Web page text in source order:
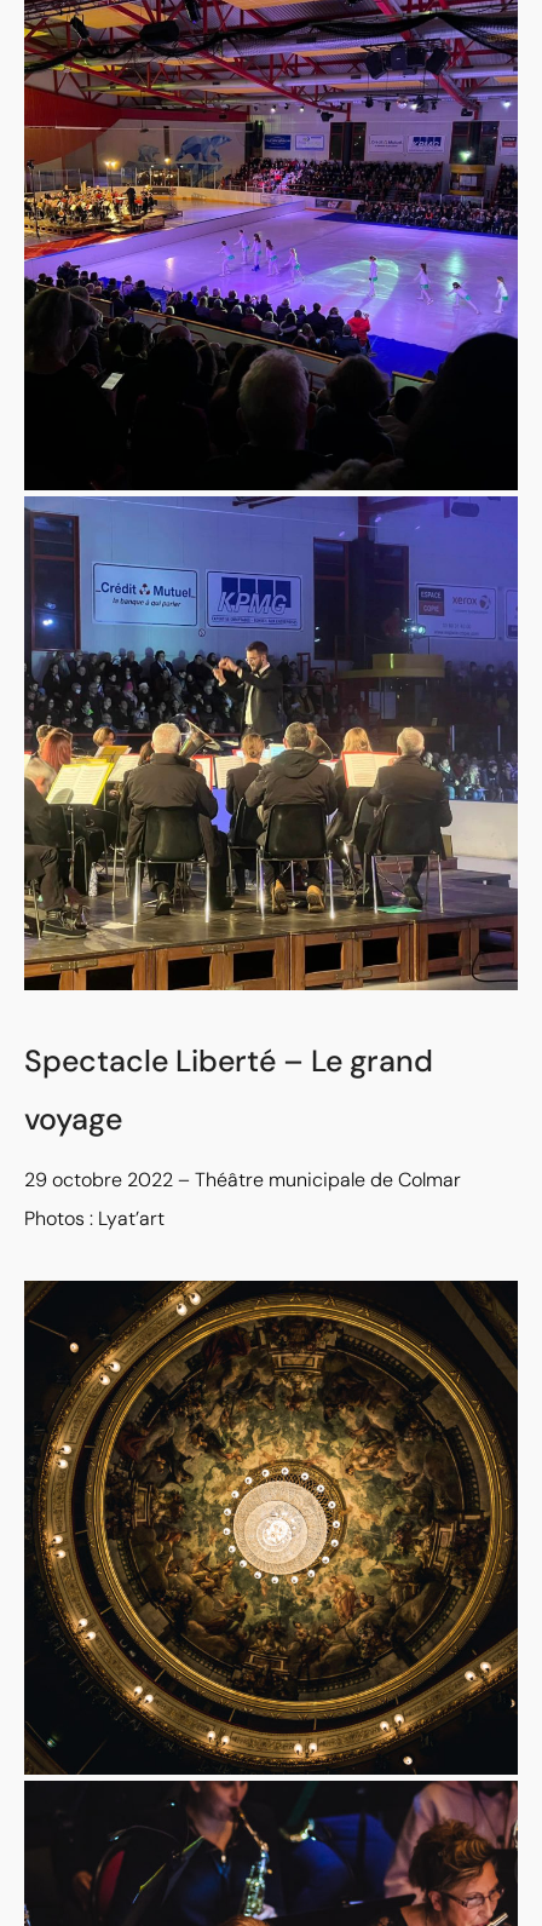
Spectacle Liberté – Le grand
voyage
29 octobre 2022 – Théâtre municipale de Colmar
Photos : Lyat’art